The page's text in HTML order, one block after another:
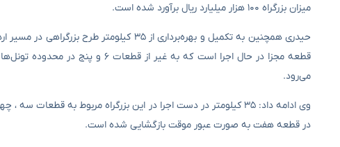
میزان بزرگراه ۱۰۰ هزار میلیارد ریال برآورد شده است.
حیدری همچنین به تکمیل و بهره‌برداری از
می‌رود.
در قطعه هفت به‌ صورت عبور موقت بازگشایی شده است.